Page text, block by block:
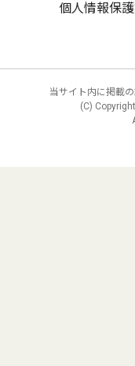
個人情報保
当サイト内に掲載
(C) Copyright